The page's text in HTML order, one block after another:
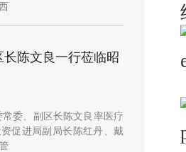
陈文良一行莅临昭
委、副区长陈文良率医疗
促进局副局长陈红丹、戴